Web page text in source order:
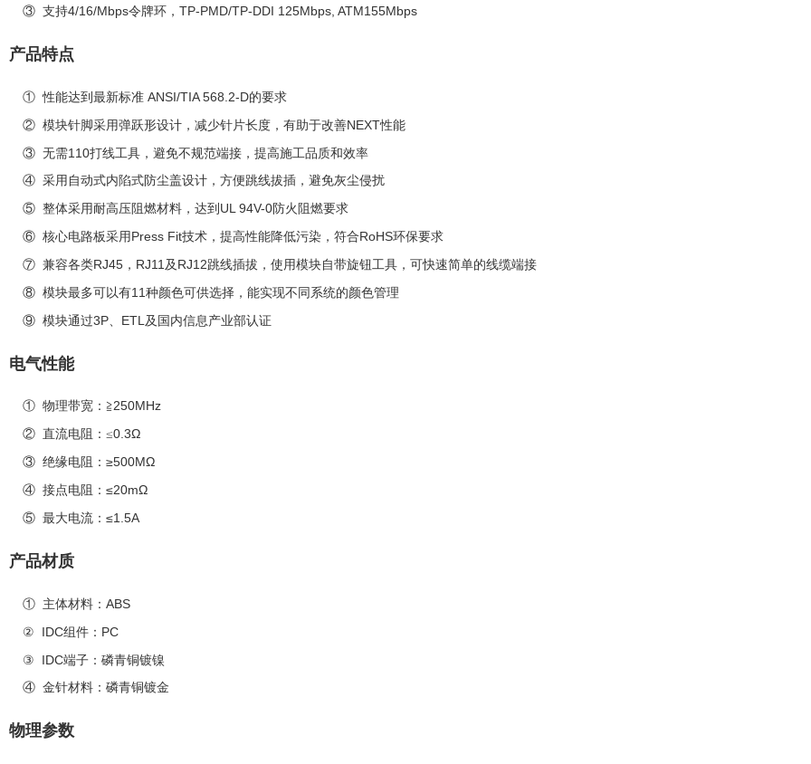
③ 支持4/16/Mbps令牌环， TP-PMD/TP-DDI 125Mbps, ATM155Mbps
产品特点
① 性能达到最新标准 ANSI/TIA 568.2-D的要求
② 模块针脚采用弹跃形设计，减少针片长度，有助于改善NEXT性能
③ 无需110打线工具，避免不规范端接，提高施工品质和效率
④ 采用自动式内陷式防尘盖设计，方便跳线拔插，避免灰尘侵扰
⑤ 整体采用耐高压阻燃材料，达到 UL 94V-0防火阻燃要求
⑥ 核心电路板采用 Press Fit技术，提高性能降低污染，符合RoHS环保要求
⑦ 兼容各类RJ45 ， RJ11 及 RJ12跳线插拔，使用模块自带旋钮工具，可快速简单的线缆端接
⑧ 模块最多可以有11 种颜色可供选择，能实现不同系统的颜色管理
⑨ 模块通过3P ETL 及国内信息产业部认证
电气性能
① 物理带宽： ≧250MHz
② 直流电阻：≤0.3Ω
③ 绝缘电阻： ≥500MΩ
④ 接点电阻： ≤20mΩ
⑤ 最大电流： ≤1.5A
产品材质
① 主体材料： ABS
② IDC组件 ： PC
③ IDC端子 ：磷青铜镀镍
④ 金针材料：磷青铜镀金
物理参数